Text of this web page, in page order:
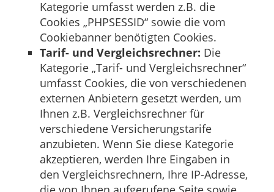
Kategorie umfasst werden z.B. die
Cookies „PHPSESSID“ sowie die vom
Cookiebanner benötigten Cookies.
Tarif- und Vergleichsrechner: Die
Kategorie „Tarif- und Vergleichsrechner“
umfasst Cookies, die von verschiedenen
externen Anbietern gesetzt werden, um
Ihnen z.B. Vergleichsrechner für
verschiedene Versicherungstarife
anzubieten. Wenn Sie diese Kategorie
akzeptieren, werden Ihre Eingaben in
den Vergleichsrechnern, Ihre IP-Adresse,